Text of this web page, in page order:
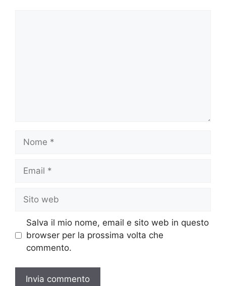
Nome
Email
Sito
web
Salva il mio nome, email e sito web in questo
browser per la prossima volta che
commento.